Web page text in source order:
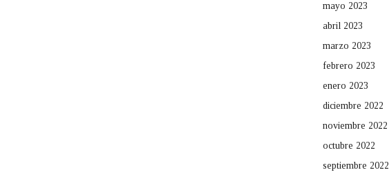
mayo 2023
abril 2023
marzo 2023
febrero 2023
enero 2023
diciembre 2022
noviembre 2022
octubre 2022
septiembre 2022